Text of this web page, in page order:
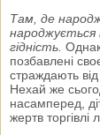
Там, де
народжується
гідність.
позбавлені
страждають
Нехай же
насамперед,
жертв торгівлі